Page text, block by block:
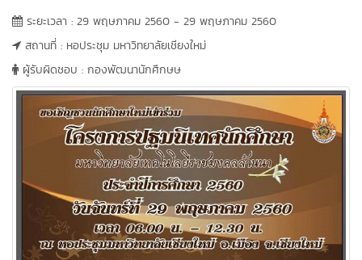
ระยะเวลา : 29 พฤษภาคม 2560 - 29 พฤษภาคม 2560
สถานที่ : หอประชุม มหาวิทยาลัยเชียงใหม่
ผู้รับผิดชอบ : กองพัฒนานักศึกษษ